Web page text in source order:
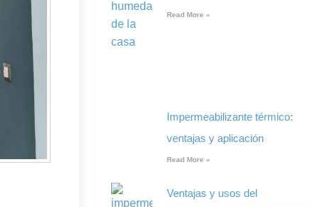
Read More »
Impermeabilizante térmico:
ventajas y aplicación
Read More »
Ventajas y usos del